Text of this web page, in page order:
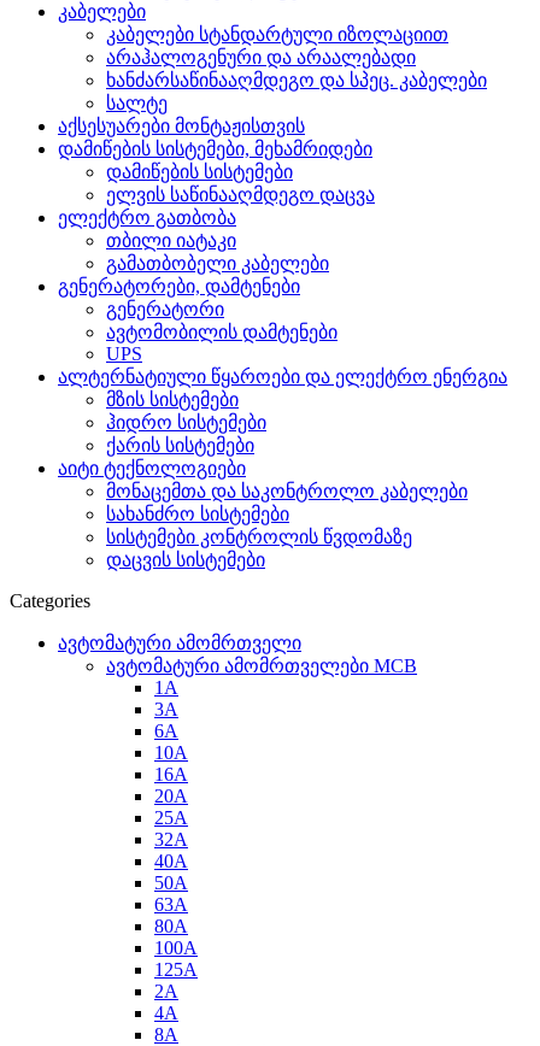
კაბელები
კაბელები სტანდარტული იზოლაციით
არაჰალოგენური და არაალებადი
ხანძარსაწინააღმდეგო და სპეც. კაბელები
სალტე
აქსესუარები მონტაჟისთვის
დამიწების სისტემები, მეხამრიდები
დამიწების სისტემები
ელვის საწინააღმდეგო დაცვა
ელექტრო გათბობა
თბილი იატაკი
გამათბობელი კაბელები
გენერატორები, დამტენები
გენერატორი
ავტომობილის დამტენები
UPS
ალტერნატიული წყაროები და ელექტრო ენერგია
მზის სისტემები
ჰიდრო სისტემები
ქარის სისტემები
აიტი ტექნოლოგიები
მონაცემთა და საკონტროლო კაბელები
სახანძრო სისტემები
სისტემები კონტროლის წვდომაზე
დაცვის სისტემები
Categories
ავტომატური ამომრთველი
ავტომატური ამომრთველები MCB
1A
3A
6A
10A
16A
20A
25А
32A
40A
50A
63A
80A
100A
125A
2A
4A
8A